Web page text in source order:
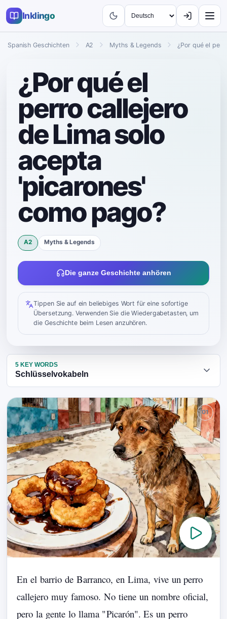
Inklingo
Spanish Geschichten A2 Myths & Legends ¿Por qué el
¿Por qué el
perro callejero
de Lima solo
acepta
'picarones'
como pago?
A2 Myths & Legends
Die ganze Geschichte anhören
Tippen Sie auf ein beliebiges Wort für eine sofortige
Übersetzung. Verwenden Sie die Wiedergabetasten, um
die Geschichte beim Lesen anzuhören.
5 KEY WORDS
Schlüsselvokabeln
En el barrio de Barranco, en Lima, vive un perro
callejero muy famoso. No tiene un nombre oficial,
pero la gente lo llama "Picarón". Es un perro